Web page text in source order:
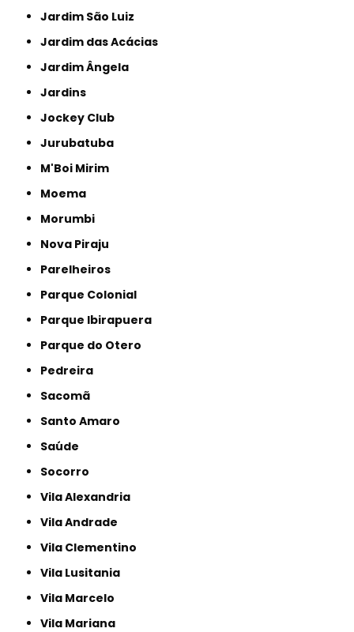
Jardim São Luiz
Jardim das Acácias
Jardim Ângela
Jardins
Jockey Club
Jurubatuba
M'Boi Mirim
Moema
Morumbi
Nova Piraju
Parelheiros
Parque Colonial
Parque Ibirapuera
Parque do Otero
Pedreira
Sacomã
Santo Amaro
Saúde
Socorro
Vila Alexandria
Vila Andrade
Vila Clementino
Vila Lusitania
Vila Marcelo
Vila Mariana